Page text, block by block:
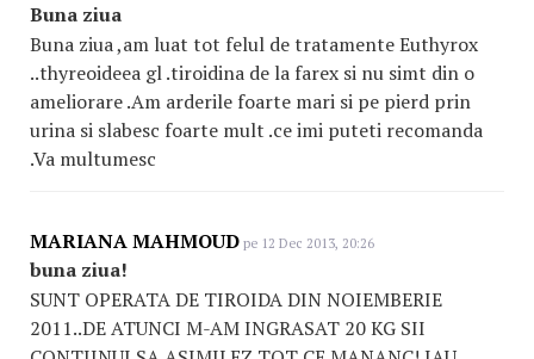
Buna ziua
Buna ziua ,am luat tot felul de tratamente Euthyrox
..thyreoideea gl .tiroidina de la farex si nu simt din o
ameliorare .Am arderile foarte mari si pe pierd prin
urina si slabesc foarte mult .ce imi puteti recomanda
.Va multumesc
MARIANA MAHMOUD pe 12 Dec 2013, 20:26
buna ziua!
SUNT OPERATA DE TIROIDA DIN NOIEMBERIE
2011..DE ATUNCI M-AM INGRASAT 20 KG SII